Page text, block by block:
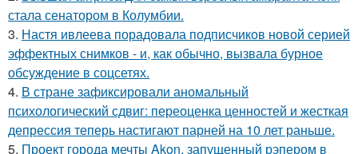
стала сенатором в Колумбии.
3. Настя ивлеева порадовала подписчиков новой серией
эффектных снимков - и, как обычно, вызвала бурное
обсуждение в соцсетях.
4. В стране зафиксировали аномальный
психологический сдвиг: переоценка ценностей и жесткая
депрессия теперь настигают парней на 10 лет раньше.
5. Проект города мечты Akon, запущенный рэпером в